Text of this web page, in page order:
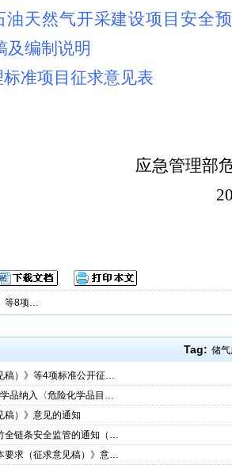
油天然气开采建设项目安全预
及编制说明
准项目征求意见表
应急管理部
等8项…
Tag: 储
稿）》等4项标准公开征…
品纳入〈危险化学品目…
稿）》意见的通知
全链条安全监管的通知（…
要求（征求意见稿）》意…